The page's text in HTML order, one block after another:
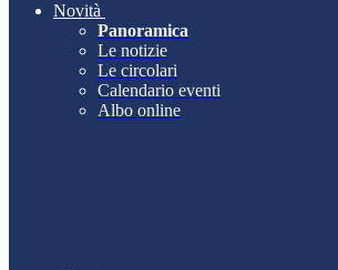
Novità
Panoramica
Le notizie
Le circolari
Calendario eventi
Albo online